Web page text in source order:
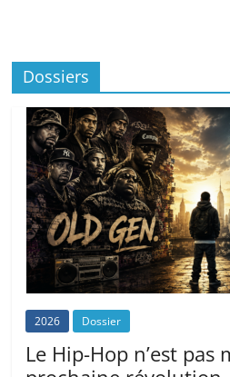
Dossiers
2026 Dossier
Le Hip-Hop n’est